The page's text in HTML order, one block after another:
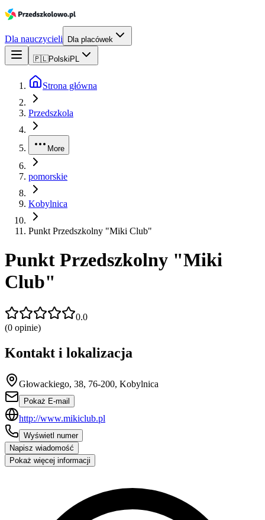
Dla nauczycieli Dla placówek
🇵🇱Polski PL
Strona główna
Przedszkola
More
pomorskie
Kobylnica
Punkt Przedszkolny "Miki Club"
Punkt Przedszkolny "Miki
Club"
0.0
(0 opinie)
Kontakt i lokalizacja
Głowackiego, 38, 76-200, Kobylnica
Pokaż E-mail
http://www.mikiclub.pl
Wyświetl numer
Napisz wiadomość
Pokaż więcej informacji